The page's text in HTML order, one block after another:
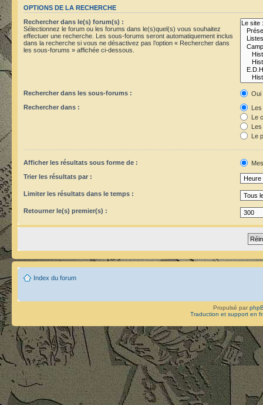
OPTIONS DE LA RECHERCHE
Rechercher dans le(s) forum(s) :
Sélectionnez le forum ou les forums dans le(s)quel(s) vous souhaitez
effectuer une recherche. Les sous-forums seront automatiquement inclus
dans la recherche si vous ne désactivez pas l’option « Rechercher dans
les sous-forums » affichée ci-dessous.
Rechercher dans les sous-forums :
Oui
Rechercher dans :
Le
Le
Afficher les résultats sous forme de :
Trier les résultats par :
Limiter les résultats dans le temps :
Retourner le(s) premier(s) :
Index du forum
Propulsé par
Traduction et support en